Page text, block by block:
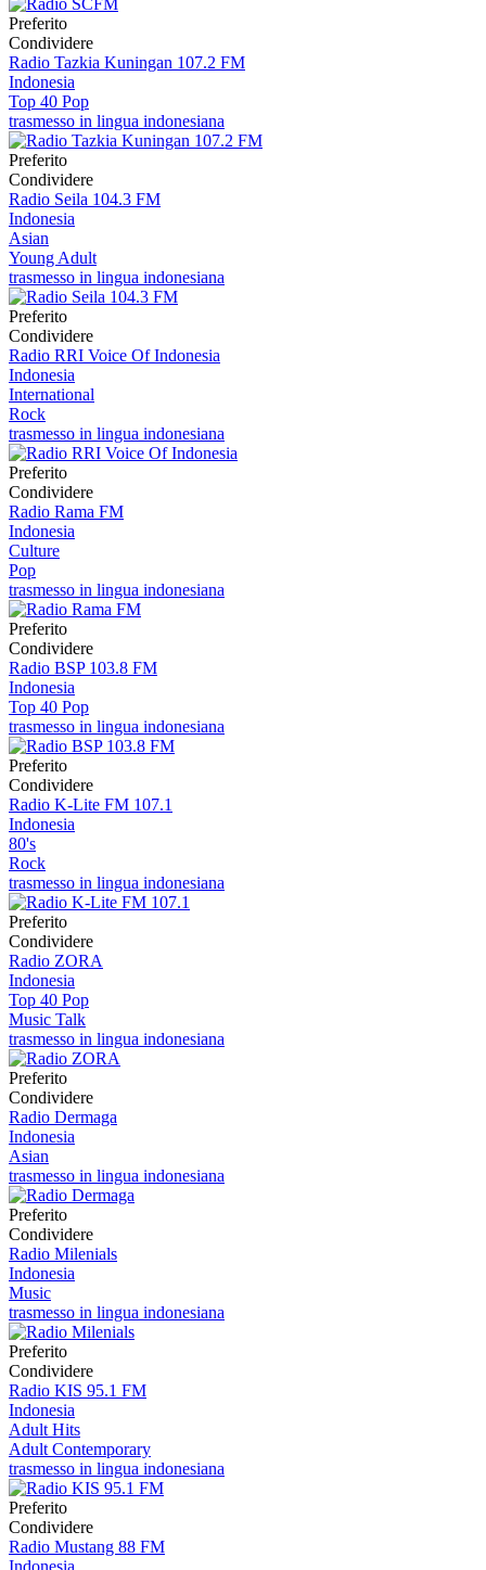
Preferito
Condividere
Radio Tazkia Kuningan 107.2 FM
Indonesia
Top 40 Pop
trasmesso in lingua indonesiana
Preferito
Condividere
Radio Seila 104.3 FM
Indonesia
Asian
Young Adult
trasmesso in lingua indonesiana
Preferito
Condividere
Radio RRI Voice Of Indonesia
Indonesia
International
Rock
trasmesso in lingua indonesiana
Preferito
Condividere
Radio Rama FM
Indonesia
Culture
Pop
trasmesso in lingua indonesiana
Preferito
Condividere
Radio BSP 103.8 FM
Indonesia
Top 40 Pop
trasmesso in lingua indonesiana
Preferito
Condividere
Radio K-Lite FM 107.1
Indonesia
80's
Rock
trasmesso in lingua indonesiana
Preferito
Condividere
Radio ZORA
Indonesia
Top 40 Pop
Music Talk
trasmesso in lingua indonesiana
Preferito
Condividere
Radio Dermaga
Indonesia
Asian
trasmesso in lingua indonesiana
Preferito
Condividere
Radio Milenials
Indonesia
Music
trasmesso in lingua indonesiana
Preferito
Condividere
Radio KIS 95.1 FM
Indonesia
Adult Hits
Adult Contemporary
trasmesso in lingua indonesiana
Preferito
Condividere
Radio Mustang 88 FM
Indonesia